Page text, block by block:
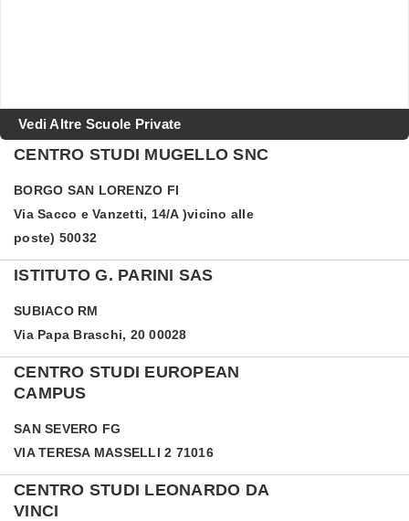
Vedi Altre Scuole Private
CENTRO STUDI MUGELLO SNC
BORGO SAN LORENZO FI
Via Sacco e Vanzetti, 14/A )vicino alle
poste) 50032
ISTITUTO G. PARINI SAS
SUBIACO RM
Via Papa Braschi, 20 00028
CENTRO STUDI EUROPEAN
CAMPUS
SAN SEVERO FG
VIA TERESA MASSELLI 2 71016
CENTRO STUDI LEONARDO DA
VINCI